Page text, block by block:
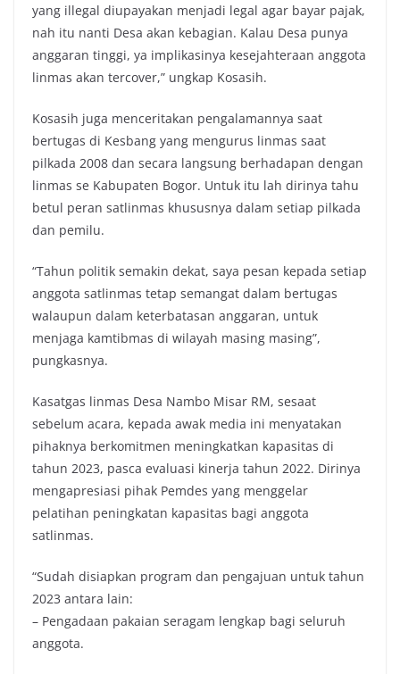
yang illegal diupayakan menjadi legal agar bayar pajak,
nah itu nanti Desa akan kebagian. Kalau Desa punya
anggaran tinggi, ya implikasinya kesejahteraan anggota
linmas akan tercover,” ungkap Kosasih.
Kosasih juga menceritakan pengalamannya saat
bertugas di Kesbang yang mengurus linmas saat
pilkada 2008 dan secara langsung berhadapan dengan
linmas se Kabupaten Bogor. Untuk itu lah dirinya tahu
betul peran satlinmas khususnya dalam setiap pilkada
dan pemilu.
“Tahun politik semakin dekat, saya pesan kepada setiap
anggota satlinmas tetap semangat dalam bertugas
walaupun dalam keterbatasan anggaran, untuk
menjaga kamtibmas di wilayah masing masing”,
pungkasnya.
Kasatgas linmas Desa Nambo Misar RM, sesaat
sebelum acara, kepada awak media ini menyatakan
pihaknya berkomitmen meningkatkan kapasitas di
tahun 2023, pasca evaluasi kinerja tahun 2022. Dirinya
mengapresiasi pihak Pemdes yang menggelar
pelatihan peningkatan kapasitas bagi anggota
satlinmas.
“Sudah disiapkan program dan pengajuan untuk tahun
2023 antara lain:
– Pengadaan pakaian seragam lengkap bagi seluruh
anggota.